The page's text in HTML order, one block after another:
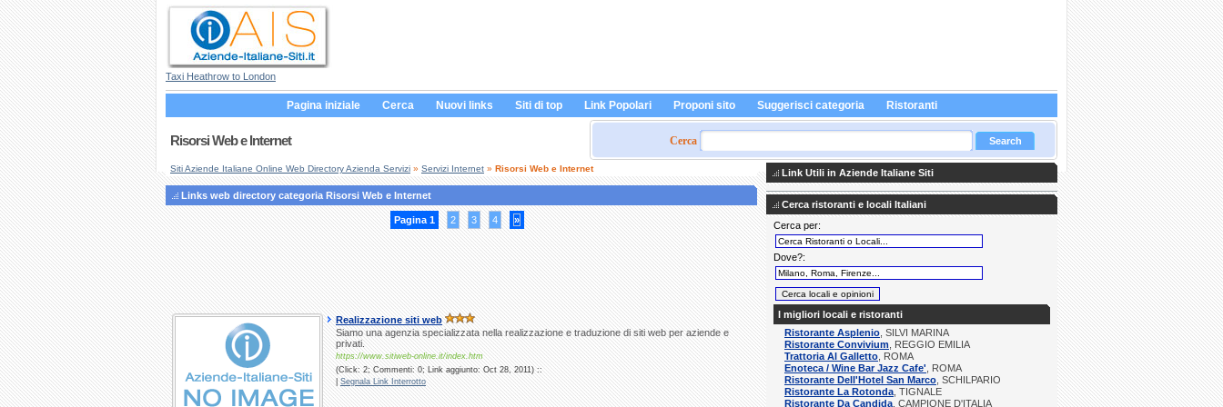
Taxi Heathrow to London
Pagina iniziale Cerca Nuovi links Siti di top Link Popolari Proponi sito Suggerisci categoria Ristoranti
Cerca
Risorsi Web e Internet
Siti Aziende Italiane Online Web Directory Azienda Servizi » Servizi Internet » Risorsi Web e Internet
Links web directory categoria Risorsi Web e Internet
Pagina 1 2 3 4 »
Realizzazione siti web
Siamo una agenzia specializzata nella realizzazione e traduzione di siti web per aziende e
privati.
https://www.sitiweb-online.it/index.htm
(Click: 2; Commenti: 0; Link aggiunto: Oct 28, 2011) ::
|Segnala Link Interrotto
Link Utili in Aziende Italiane Siti
Cerca ristoranti e locali Italiani
Cerca per:
Dove?:
I migliori locali e ristoranti
Ristorante Asplenio , SILVI MARINA
Ristorante Convivium , REGGIO EMILIA
Trattoria Al Galletto , ROMA
Enoteca / Wine Bar Jazz Cafe' , ROMA
Ristorante Dell'Hotel San Marco , SCHILPARIO
Ristorante La Rotonda , TIGNALE
Ristorante Da Candida , CAMPIONE D'ITALIA